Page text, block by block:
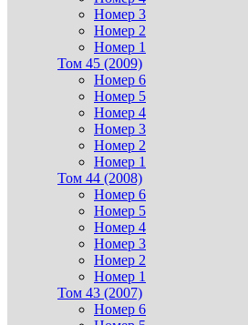
Номер 3
Номер 2
Номер 1
Том 45 (2009)
Номер 6
Номер 5
Номер 4
Номер 3
Номер 2
Номер 1
Том 44 (2008)
Номер 6
Номер 5
Номер 4
Номер 3
Номер 2
Номер 1
Том 43 (2007)
Номер 6